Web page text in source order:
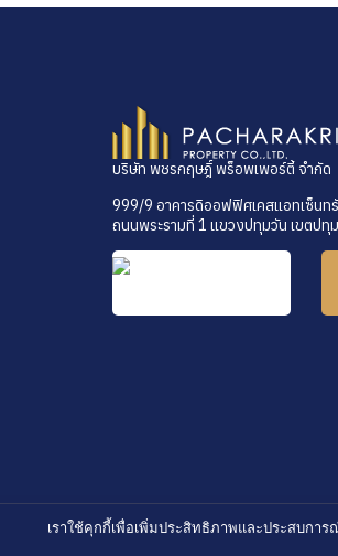
บริษัท พชรกฤษฎิ์ พร็อพเพอร์ตี้ จำกัด
999/9 อาคารดิออฟฟิศเคสแอทเซ็นท
ถนนพระรามที่ 1 แขวงปทุมวัน เขตป
เราใช้คุกกี้เพื่อเพิ่มประสิทธิภาพและประสบก